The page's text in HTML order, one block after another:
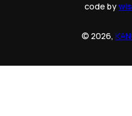
code by
© 2026,